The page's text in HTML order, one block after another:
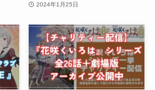
2024年1月25日